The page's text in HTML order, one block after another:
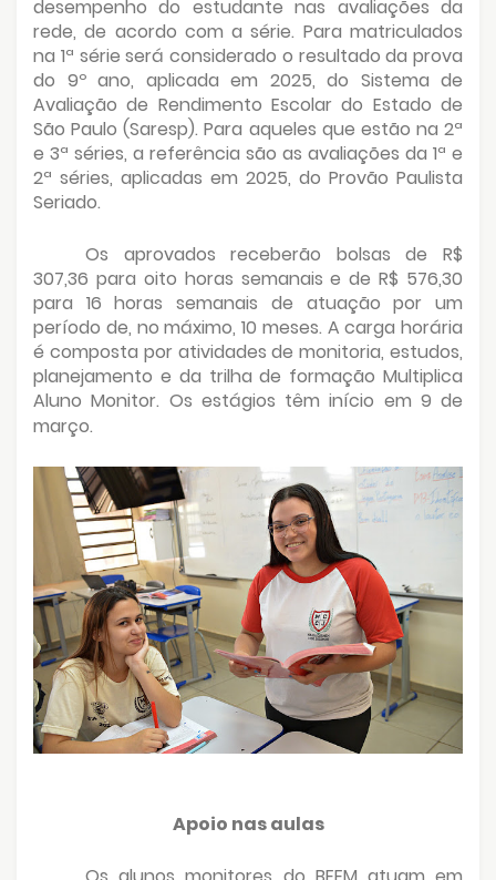
desempenho do estudante nas avaliações da
rede, de acordo com a série. Para matriculados
na 1ª série será considerado o resultado da prova
do 9º ano, aplicada em 2025, do Sistema de
Avaliação de Rendimento Escolar do Estado de
São Paulo (Saresp). Para aqueles que estão na 2ª
e 3ª séries, a referência são as avaliações da 1ª e
2ª séries, aplicadas em 2025, do Provão Paulista
Seriado.
Os aprovados receberão bolsas de R$
307,36 para oito horas semanais e de R$ 576,30
para 16 horas semanais de atuação por um
período de, no máximo, 10 meses. A carga horária
é composta por atividades de monitoria, estudos,
planejamento e da trilha de formação Multiplica
Aluno Monitor. Os estágios têm início em 9 de
março.
Apoio nas aulas